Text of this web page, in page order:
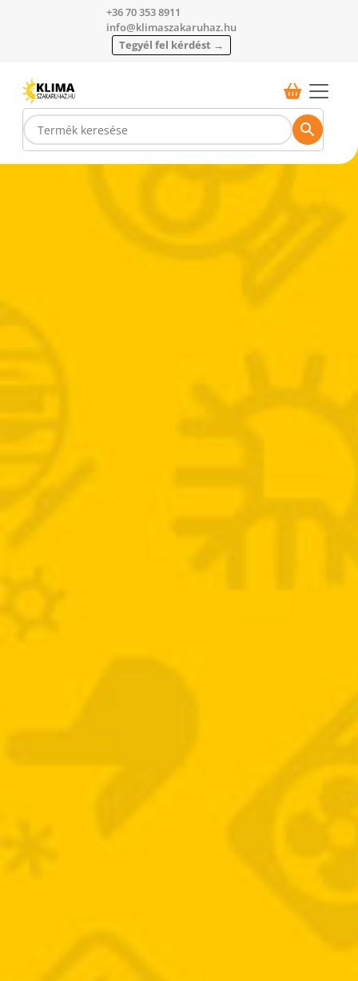
+36 70 353 8911
info@klimaszakaruhaz.hu
Tegyél fel kérdést →